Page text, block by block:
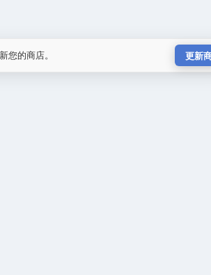
您的商店。 更新